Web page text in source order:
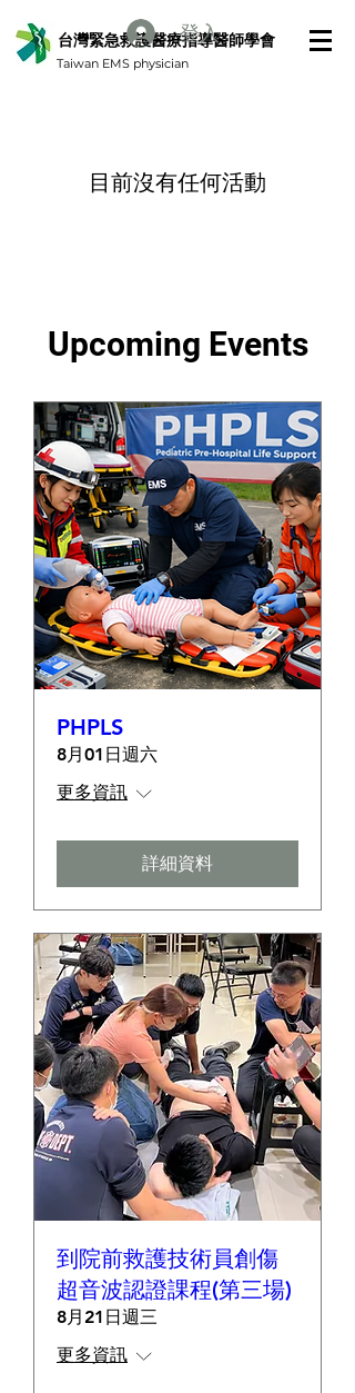
台灣緊急救護醫療指導醫師學會
Taiwan EMS physician
登入
目前沒有任何活動
Upcoming Events
PHPLS
8月01日週六
更多資訊
詳細資料
到院前救護技術員創傷
超音波認證課程(第三場)
8月21日週三
更多資訊